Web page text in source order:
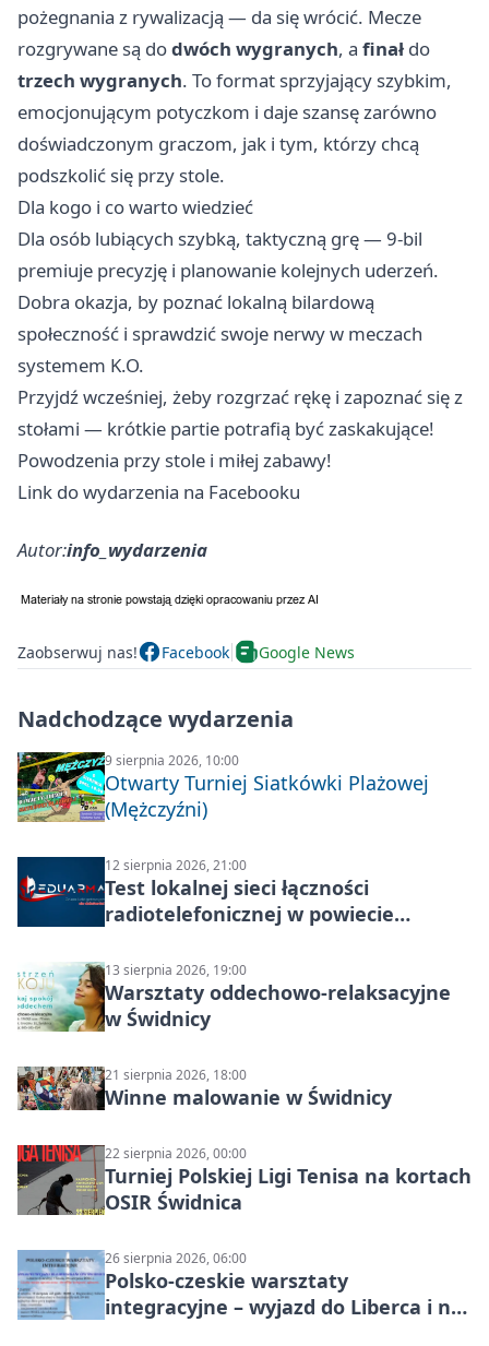
pożegnania z rywalizacją — da się wrócić. Mecze
rozgrywane są dodwóch wygranych, a finał do
trzech wygranych. To format sprzyjający szybkim,
emocjonującym potyczkom i daje szansę zarówno
doświadczonym graczom, jak i tym, którzy chcą
podszkolić się przy stole.
Dla kogo i co warto wiedzieć
Dla osób lubiących szybką, taktyczną grę — 9‑bil
premiuje precyzję i planowanie kolejnych uderzeń.
Dobra okazja, by poznać lokalną bilardową
społeczność i sprawdzić swoje nerwy w meczach
systemem K.O.
Przyjdź wcześniej, żeby rozgrzać rękę i zapoznać się z
stołami — krótkie partie potrafią być zaskakujące!
Powodzenia przy stole i miłej zabawy!
Link do wydarzenia na Facebooku
Autor:info_wydarzenia
Zaobserwuj nas! Facebook Google News
Nadchodzące wydarzenia
9 sierpnia 2026, 10:00
Otwarty Turniej Siatkówki Plażowej
(Mężczyźni)
12 sierpnia 2026, 21:00
Test lokalnej sieci łączności
radiotelefonicznej w powiecie
13 sierpnia 2026, 19:00
Warsztaty oddechowo-relaksacyjne
w Świdnicy
21 sierpnia 2026, 18:00
Winne malowanie w Świdnicy
22 sierpnia 2026, 00:00
Turniej Polskiej Ligi Tenisa na kortach
OSIR Świdnica
26 sierpnia 2026, 06:00
Polsko-czeskie warsztaty
integracyjne – wyjazd do Liberca i na